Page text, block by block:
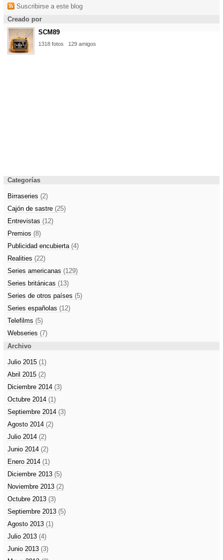
Suscribirse a este blog
Creado por
SCM89
1318 fotos 129 amigos
Categorías
Birraseries (2)
Cajón de sastre (25)
Entrevistas (12)
Premios (8)
Publicidad encubierta (4)
Realities (22)
Series americanas (129)
Series británicas (13)
Series de otros países (5)
Series españolas (12)
Telefilms (5)
Webseries (7)
Archivo
Julio 2015 (1)
Abril 2015 (2)
Diciembre 2014 (3)
Octubre 2014 (1)
Septiembre 2014 (3)
Agosto 2014 (2)
Julio 2014 (2)
Junio 2014 (2)
Enero 2014 (1)
Diciembre 2013 (5)
Noviembre 2013 (2)
Octubre 2013 (3)
Septiembre 2013 (5)
Agosto 2013 (1)
Julio 2013 (4)
Junio 2013 (3)